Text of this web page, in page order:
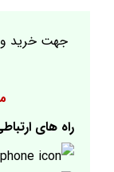
جهت خرید و
راه های